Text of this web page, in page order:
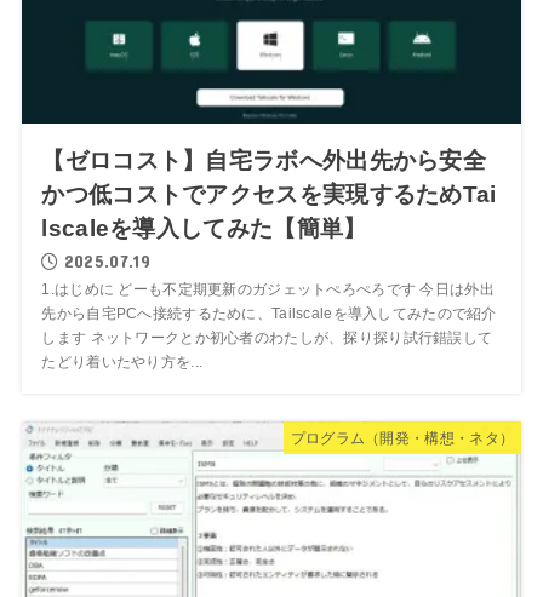
【ゼロコスト】自宅ラボへ外出先から安全
かつ低コストでアクセスを実現するためTai
lscaleを導入してみた【簡単】
2025.07.19
1.はじめに どーも不定期更新のガジェットぺろぺろです 今日は外出
先から自宅PCへ接続するために、Tailscaleを導入してみたので紹介
します ネットワークとか初心者のわたしが、探り探り試行錯誤して
たどり着いたやり方を...
プログラム（開発・構想・ネタ）